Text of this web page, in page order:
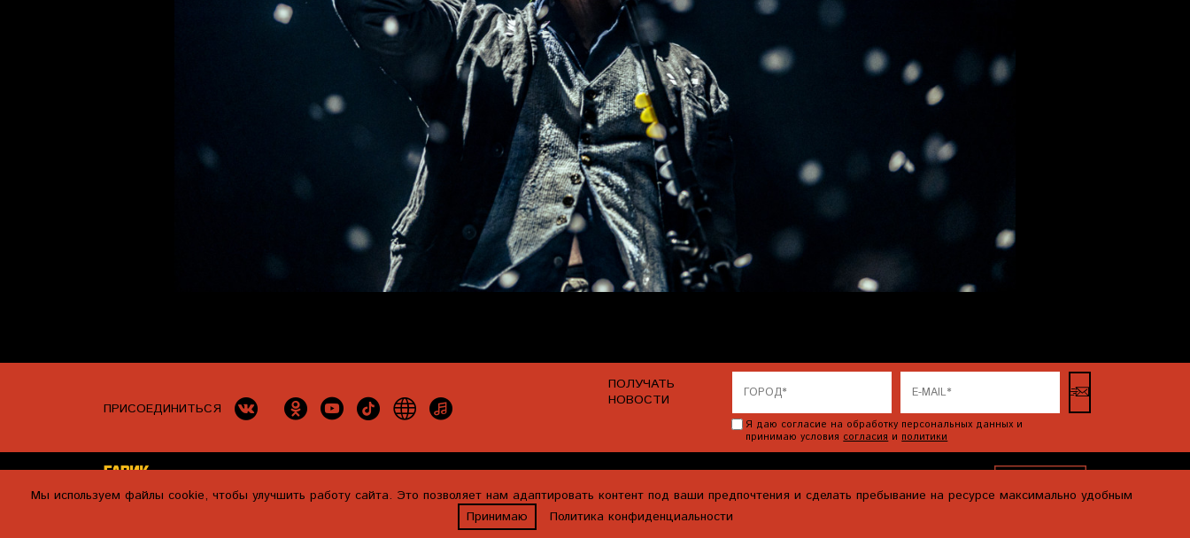
ПРИСОЕДИНИТЬСЯ
ПОЛУЧАТЬ
НОВОСТИ
Я даю согласие на обработку персональных данных и
принимаю условия согласия и политики
Мы используем файлы cookie, чтобы улучшить работу сайта. Это позволяет нам адаптировать контент под ваши предпочтения и сделать пребывание на ресурсе максимально удобным
Принимаю
Политика конфиденциальности